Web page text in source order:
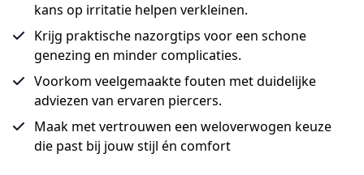
kans op irritatie helpen verkleinen.
Krijg praktische nazorgtips voor een schone
genezing en minder complicaties.
Voorkom veelgemaakte fouten met duidelijke
adviezen van ervaren piercers.
Maak met vertrouwen een weloverwogen keuze
die past bij jouw stijl én comfort